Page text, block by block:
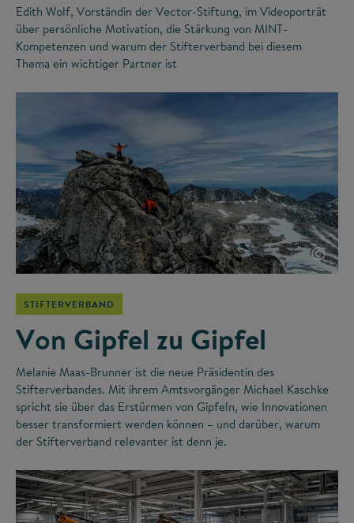
Edith Wolf, Vorständin der Vector-Stiftung, im Videoporträt
über persönliche Motivation, die Stärkung von MINT-
Kompetenzen und warum der Stifterverband bei diesem
Thema ein wichtiger Partner ist
©
STIFTERVERBAND
Von Gipfel zu Gipfel
Melanie Maas-Brunner ist die neue Präsidentin des
Stifterverbandes. Mit ihrem Amtsvorgänger Michael Kaschke
spricht sie über das Erstürmen von Gipfeln, wie Innovationen
besser transformiert werden können – und darüber, warum
der Stifterverband relevanter ist denn je.